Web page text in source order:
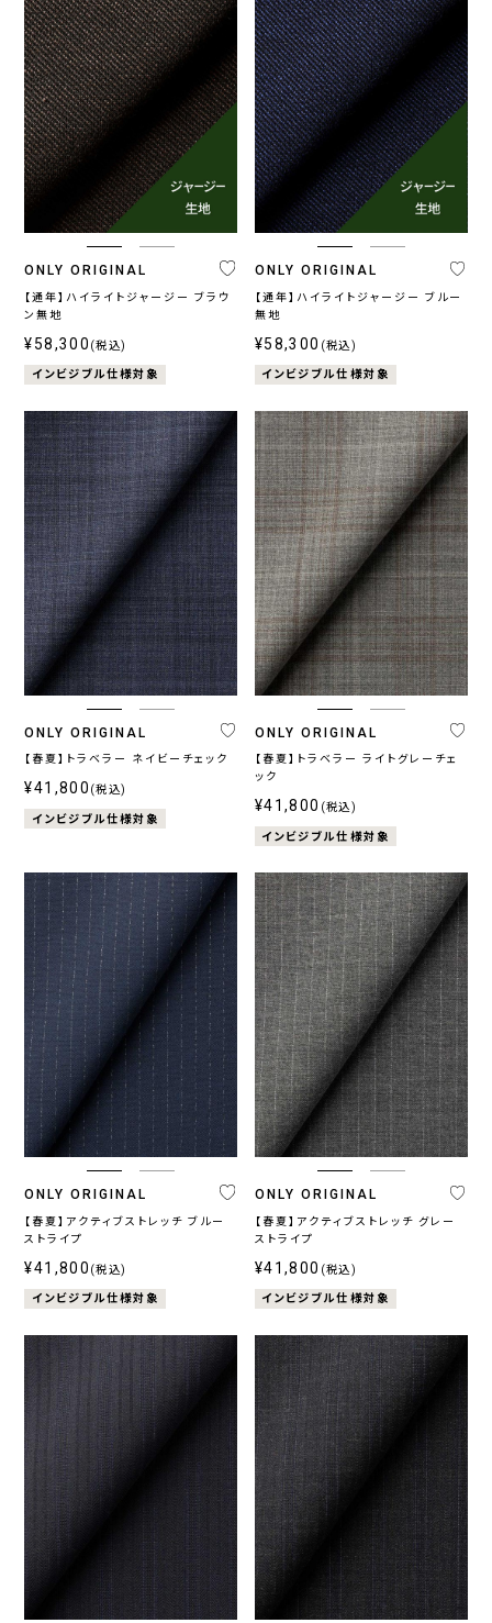
プ
ズ
リ
ー
ORIGINAL
CANONICO
MARZOTTO
PIANA
CEREMONY
COLLECTION
の
他
〜
ONLY ORIGINAL
【通年】ハイライトジャージー ブラウ
ン無地
¥58,300 (税込)
インビジブル仕様対象
ONLY ORIGINAL
【通年】ハイライトジャージー ブルー
無地
¥58,300 (税込)
インビジブル仕様対象
ONLY ORIGINAL
【春夏】トラベラー ネイビーチェック
¥41,800 (税込)
インビジブル仕様対象
ONLY ORIGINAL
【春夏】トラベラー ライトグレーチェ
ック
¥41,800 (税込)
インビジブル仕様対象
ONLY ORIGINAL
【春夏】アクティブストレッチ ブルー
ストライプ
¥41,800 (税込)
インビジブル仕様対象
ONLY ORIGINAL
【春夏】アクティブストレッチ グレー
ストライプ
¥41,800 (税込)
インビジブル仕様対象